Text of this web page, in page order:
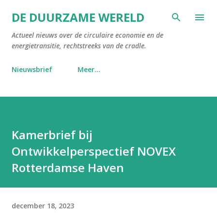
Doorgaan naar hoofdcontent
DE DUURZAME WERELD
Actueel nieuws over de circulaire economie en de
energietransitie, rechtstreeks van de cradle.
Nieuwsbrief Meer…
Kamerbrief bij
Ontwikkelperspectief NOVEX
Rotterdamse Haven
december 18, 2023